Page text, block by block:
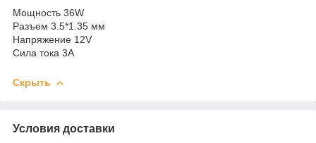
Мощность 36W
Разъем 3.5*1.35 мм
Напряжение 12V
Сила тока 3A
Скрыть
Условия доставки